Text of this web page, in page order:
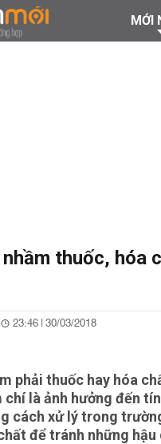
MỚI
thuốc, hóa
23:46 | 30/03/2018
phải thuốc hay hóa
chí là ảnh hưởng đến
cách xử lý trong
để tránh những hậu